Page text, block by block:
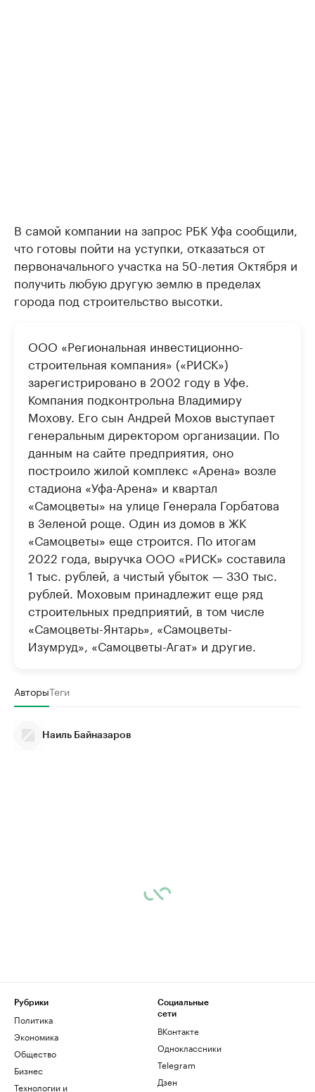
В самой компании на запрос РБК Уфа сообщили,
что готовы пойти на уступки, отказаться от
первоначального участка на 50-летия Октября и
получить любую другую землю в пределах
города под строительство высотки.
ООО «Региональная инвестиционно-
строительная компания» («РИСК»)
зарегистрировано в 2002 году в Уфе.
Компания подконтрольна Владимиру
Мохову. Его сын Андрей Мохов выступает
генеральным директором организации. По
данным на сайте предприятия, оно
построило жилой комплекс «Арена» возле
стадиона «Уфа-Арена» и квартал
«Самоцветы» на улице Генерала Горбатова
в Зеленой роще. Один из домов в ЖК
«Самоцветы» еще строится. По итогам
2022 года, выручка ООО «РИСК» составила
1 тыс. рублей, а чистый убыток — 330 тыс.
рублей. Моховым принадлежит еще ряд
строительных предприятий, в том числе
«Самоцветы-Янтарь», «Самоцветы-
Изумруд», «Самоцветы-Агат» и другие.
АвторыТеги
Наиль Байназаров
Рубрики
Политика
Экономика
Общество
Бизнес
Технологии и
Социальные
сети
ВКонтакте
Одноклассники
Telegram
Дзен